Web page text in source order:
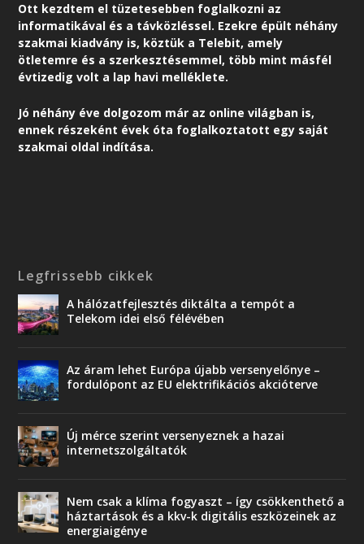
Ott kezdtem el tüzetesebben foglalkozni az
informatikával és a távközléssel. Ezekre épült néhány
szakmai kiadvány is, köztük a Telebit, amely
ötletemre és a szerkesztésemmel, több mint másfél
évtizedig volt a lap havi melléklete.
Jó néhány éve dolgozom már az online világban is,
ennek részeként évek óta foglalkoztatott egy saját
szakmai oldal indítása.
Legfrissebb cikkek
A hálózatfejlesztés diktálta a tempót a
Telekom idei első félévében
Az áram lehet Európa újabb versenyelőnye –
fordulópont az EU elektrifikációs akcióterve
Új mérce szerint versenyeznek a hazai
internetszolgáltatók
Nem csak a klíma fogyaszt – így csökkenthető a
háztartások és a kkv-k digitális eszközeinek az
energiaigénye